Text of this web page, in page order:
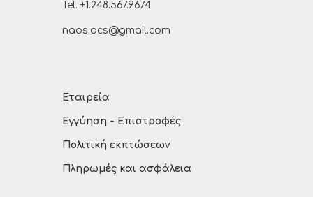
Tel. +1.248.567.9674
naos.ocs@gmail.com
Εταιρεία
Εγγύηση - Επιστροφές
Πολιτική εκπτώσεων
Πληρωμές και ασφάλεια